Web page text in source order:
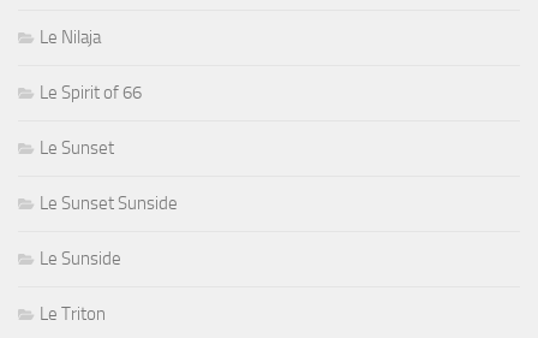
Le Nilaja
Le Spirit of 66
Le Sunset
Le Sunset Sunside
Le Sunside
Le Triton